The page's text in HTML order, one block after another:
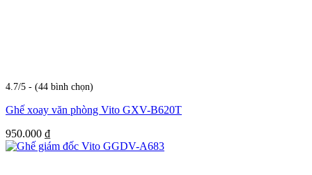
4.7/5 - (44 bình chọn)
Ghế xoay văn phòng Vito GXV-B620T
950.000 ₫